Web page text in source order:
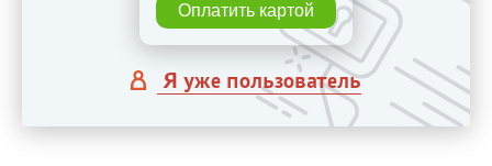
Оплатить картой
Я уже пользователь